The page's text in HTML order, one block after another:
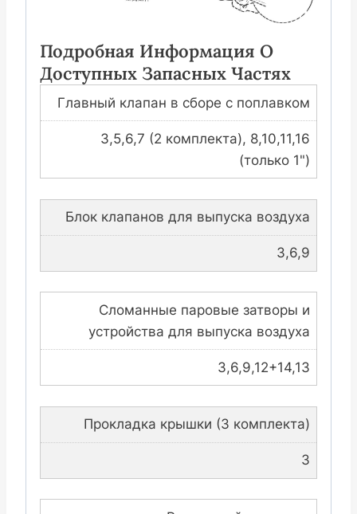
Подробная Информация О
Доступных Запасных Частях
Главный клапан в сборе с поплавком
3,5,6,7 (2 комплекта), 8,10,11,16
(только 1")
Блок клапанов для выпуска воздуха
3,6,9
Сломанные паровые затворы и
устройства для выпуска воздуха
3,6,9,12+14,13
Прокладка крышки (3 комплекта)
3